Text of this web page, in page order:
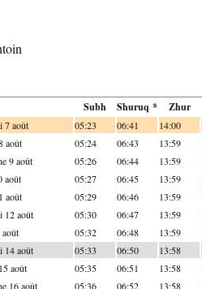
Subh Shuruq * Zhur
7 août 05:23 06:41 14:00
août 05:24 06:43 13:59
9 août 05:26 06:44 13:59
août 05:27 06:45 13:59
août 05:29 06:46 13:59
12 août 05:30 06:47 13:59
05:32 06:48 13:59
14 août 05:33 06:50 13:58
août 05:35 06:51 13:58
16 août 05:36 06:52 13:58